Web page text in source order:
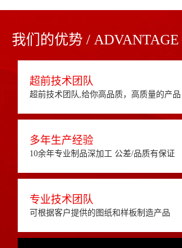
我们的优势 / ADVANTAGE
超前技术团队
超前技术团队,给你高品质，高质量的产品
多年生产经验
10余年专业制品深加工 公差/品质有保证
专业技术团队
可根据客户提供的图纸和样板制造产品